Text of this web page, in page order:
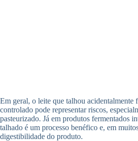
Em geral, o leite que talhou acidentalmente
controlado pode representar riscos,
pasteurizado. Já em produtos fermentados
talhado é um processo benéfico e, em
digestibilidade do produto.